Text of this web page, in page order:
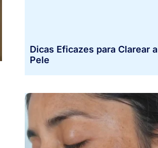
Dicas Eficazes para Clarear a
Pele